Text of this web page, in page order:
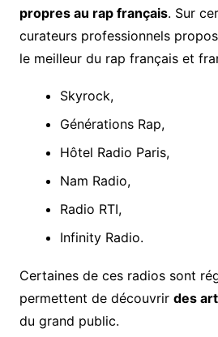
propres au rap français. Sur
curateurs professionnels
le meilleur du rap français et
Skyrock,
Générations Rap,
Hôtel Radio Paris,
Nam Radio,
Radio RTI,
Infinity Radio.
Certaines de ces radios sont
permettent de découvrir des
du grand public.